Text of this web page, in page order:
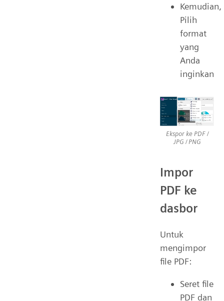
Kemudian,
Pilih
format
yang
Anda
inginkan
Ekspor ke PDF /
JPG / PNG
Impor
PDF ke
dasbor
Untuk
mengimpor
file PDF:
Seret file
PDF dan